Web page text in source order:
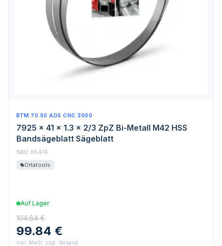
BTM 70.50 ADS CNC 3000
7925 x 41 x 1.3 x 2/3 ZpZ Bi-Metall M42 HSS
Bandsägeblatt Sägeblatt
SKU: K5474
Ortatools
Auf Lager
104.84 €
99.84 €
inkl. MwSt. zzgl. Versand